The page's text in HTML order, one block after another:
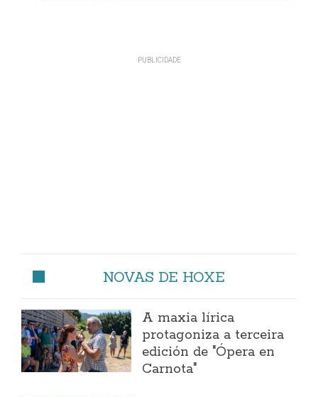
NOVAS DE HOXE
A maxia lírica
protagoniza a terceira
edición de "Ópera en
Carnota"